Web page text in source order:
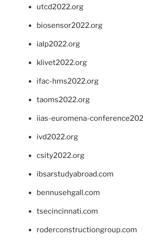
utcd2022.org
biosensor2022.org
ialp2022.org
klivet2022.org
ifac-hms2022.org
taoms2022.org
iias-euromena-
ivd2022.org
csity2022.org
ibsarstudyabroad.com
bennusehgall.com
tsecincinnati.com
roderconstructiongroup.com